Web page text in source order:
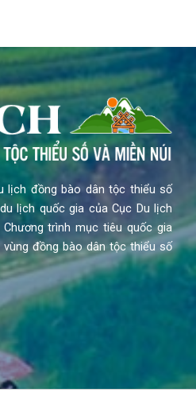
lịch đồng bào dân tộc thiểu số
lịch quốc gia của Cục Du lịch
trình mục tiêu quốc gia
đồng bào dân tộc thiểu số